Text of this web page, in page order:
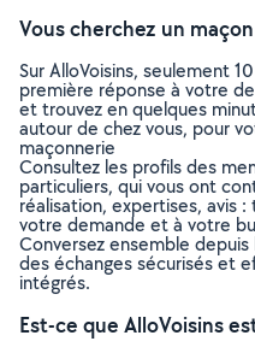
Vous cherchez un
Sur AlloVoisins, seulement
première réponse à votre
et trouvez en quelques
autour de chez vous, pour
maçonnerie
Consultez les profils des
particuliers, qui vous ont
réalisation, expertises, avis
votre demande et à votre
Conversez ensemble
des échanges sécurisés et
intégrés.
Est-ce que AlloVoisins